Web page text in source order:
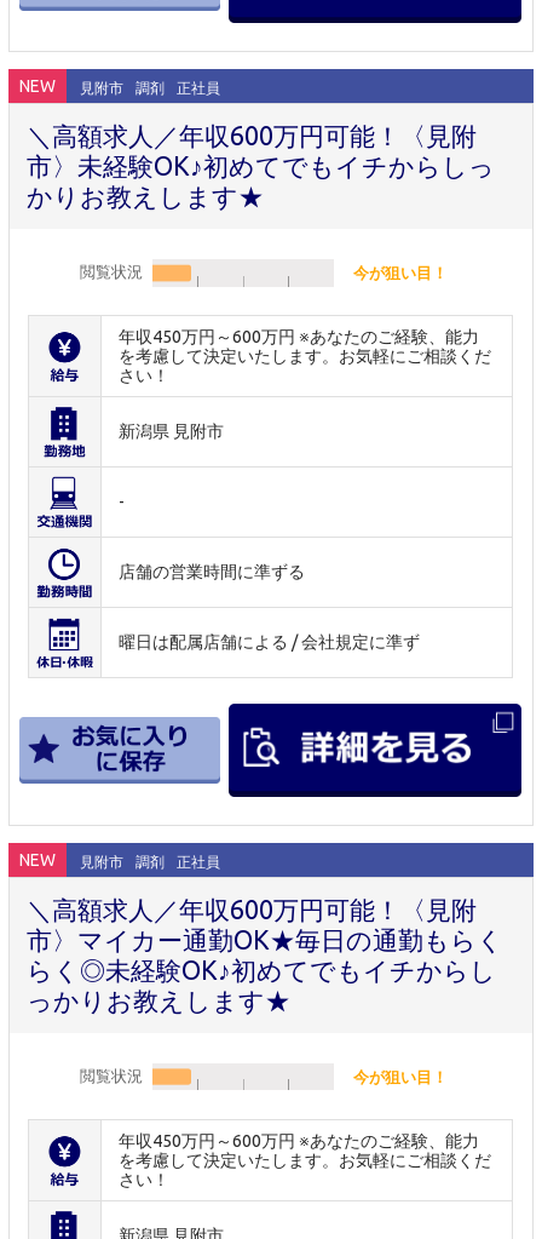
NEW 見附市 調剤 正社員
＼高額求人／年収600万円可能！〈見附
市〉未経験OK♪初めてでもイチからしっ
かりお教えします★
閲覧状況 今が狙い目！
年収450万円～600万円 ※あなたのご経験、能力
を考慮して決定いたします。お気軽にご相談くだ
さい！
新潟県 見附市
-
店舗の営業時間に準ずる
曜日は配属店舗による / 会社規定に準ず
NEW 見附市 調剤 正社員
＼高額求人／年収600万円可能！〈見附
市〉マイカー通勤OK★毎日の通勤もらく
らく◎未経験OK♪初めてでもイチからし
っかりお教えします★
閲覧状況 今が狙い目！
年収450万円～600万円 ※あなたのご経験、能力
を考慮して決定いたします。お気軽にご相談くだ
さい！